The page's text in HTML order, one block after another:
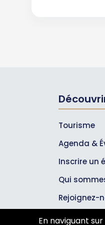
Tourisme
Agenda &
Inscrire un
Qui
Rejoignez-
Partenaires
En naviguant